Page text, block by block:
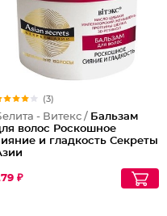
(3)
- Витекс / Бальзам
волос Роскошное
и гладкость Секреты
₽